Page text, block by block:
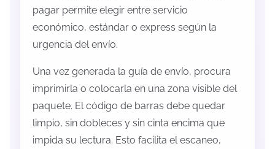
pagar permite elegir entre servicio
económico, estándar o express según la
urgencia del envío.
Una vez generada la guía de envío, procura
imprimirla o colocarla en una zona visible del
paquete. El código de barras debe quedar
limpio, sin dobleces y sin cinta encima que
impida su lectura. Esto facilita el escaneo,